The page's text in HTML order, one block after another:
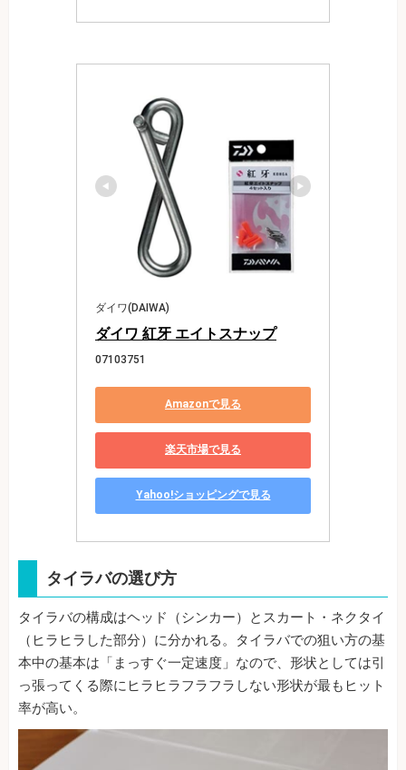
ダイワ(DAIWA)
ダイワ 紅牙 エイトスナップ
07103751
Amazonで見る
楽天市場で見る
Yahoo!ショッピングで見る
タイラバの選び方
タイラバの構成はヘッド（シンカー）とスカート・ネクタイ
（ヒラヒラした部分）に分かれる。タイラバでの狙い方の基
本中の基本は「まっすぐ一定速度」なので、形状としては引
っ張ってくる際にヒラヒラフラフラしない形状が最もヒット
率が高い。